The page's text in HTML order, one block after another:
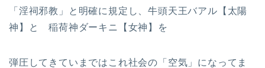
「淫祠邪教」と明確に規定し、牛頭天王バアル【太陽
神】と 稲荷神ダーキニ【女神】を
弾圧してきていまではこれ社会の「空気」になってま